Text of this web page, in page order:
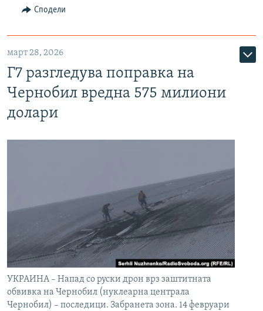
Сподели
март 28, 2026
Г7 разгледува поправка на
Чернобил вредна 575 милиони
долари
УКРАИНА – Напад со руски дрон врз заштитната
обвивка на Чернобил (нуклеарна централа
Чернобил) – последици. Забранета зона. 14 февруари